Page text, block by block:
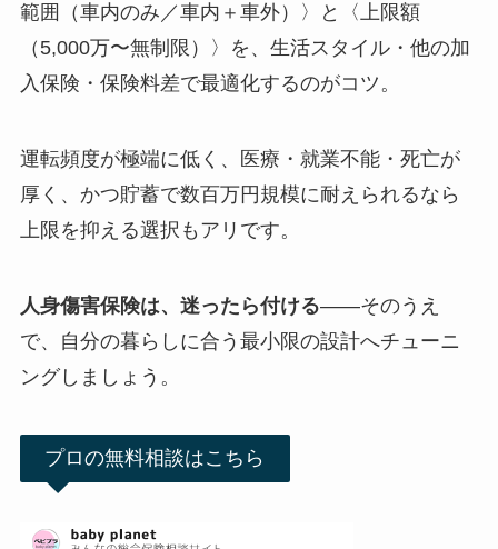
範囲（車内のみ／車内＋車外）〉と〈上限額
（5,000万〜無制限）〉を、生活スタイル・他の加
入保険・保険料差で最適化するのがコツ。
運転頻度が極端に低く、医療・就業不能・死亡が
厚く、かつ貯蓄で数百万円規模に耐えられるなら
上限を抑える選択もアリです。
人身傷害保険は、迷ったら付ける――そのうえ
で、自分の暮らしに合う最小限の設計へチューニ
ングしましょう。
プロの無料相談はこちら